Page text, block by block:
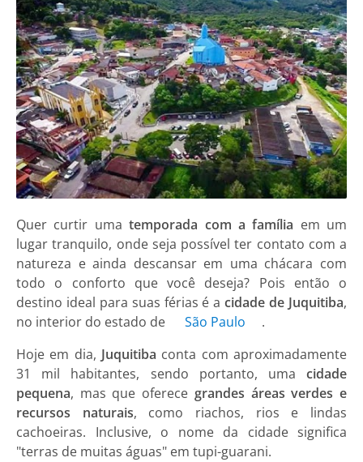
Quer curtir umatemporada com a família em um
lugar tranquilo, onde seja possível ter contato com a
natureza e ainda descansar em uma chácara com
todo o conforto que você deseja? Pois então o
destino ideal para suas férias é acidade de Juquitiba,
no interior do estado de
São Paulo
.
Hoje em dia, Juquitiba conta com aproximadamente
31 mil habitantes, sendo portanto, uma cidade
pequena, mas que oferece grandes áreas verdes e
recursos naturais, como riachos, rios e lindas
cachoeiras. Inclusive, o nome da cidade significa
"terras de muitas águas" em tupi-guarani.